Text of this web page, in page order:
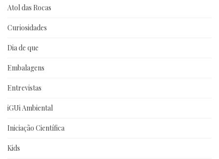
Atol das Rocas
Curiosidades
Dia de que
Embalagens
Entrevistas
iGUi Ambiental
Iniciação Científica
Kids